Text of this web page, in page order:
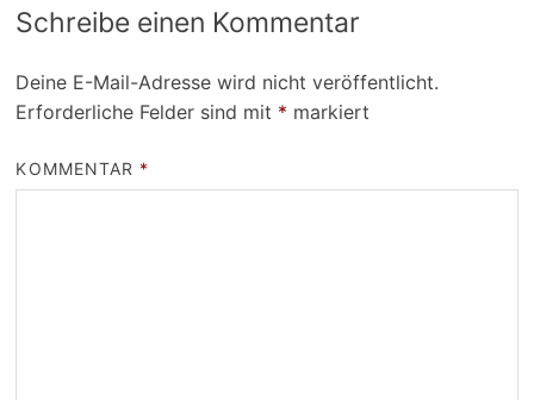
Schreibe einen Kommentar
Deine E-Mail-Adresse wird nicht veröffentlicht.
Erforderliche Felder sind mit * markiert
KOMMENTAR *